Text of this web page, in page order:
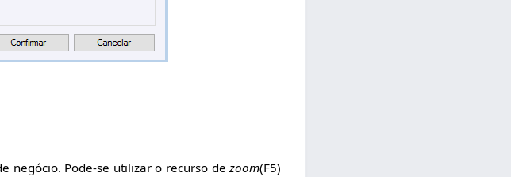
negócio. Pode-se utilizar o recurso dezoom(F5)